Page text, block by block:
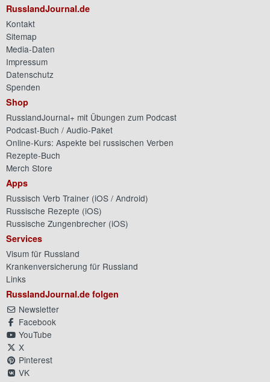
RusslandJournal.de
Kontakt
Sitemap
Media-Daten
Impressum
Datenschutz
Spenden
Shop
RusslandJournal+ mit Übungen zum Podcast
Podcast-Buch / Audio-Paket
Online-Kurs: Aspekte bei russischen Verben
Rezepte-Buch
Merch Store
Apps
Russisch Verb Trainer (iOS / Android)
Russische Rezepte (iOS)
Russische Zungenbrecher (iOS)
Services
Visum für Russland
Krankenversicherung für Russland
Links
RusslandJournal.de folgen
Newsletter
Facebook
YouTube
X
Pinterest
VK